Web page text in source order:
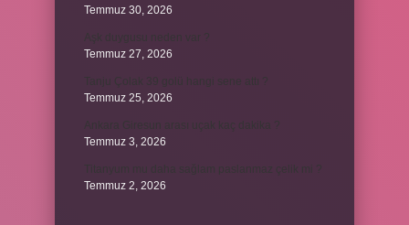
Temmuz 30, 2026
Temmuz 27, 2026
Temmuz 25, 2026
Temmuz 3, 2026
Titanyum mu daha sağlam paslanmaz çelik mi ?
Temmuz 2, 2026